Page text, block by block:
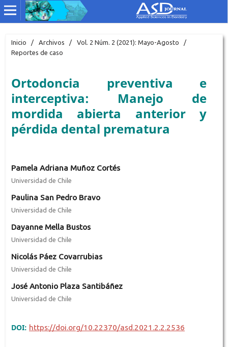
Inicio / Archivos / Vol. 2 Núm. 2 (2021): Mayo-Agosto
/
Reportes de caso
Ortodoncia preventiva e
interceptiva: Manejo de
mordida abierta anterior y
pérdida dental prematura
Pamela Adriana Muñoz Cortés
Universidad de Chile
Paulina San Pedro Bravo
Universidad de Chile
Dayanne Mella Bustos
Universidad de Chile
Nicolás Páez Covarrubias
Universidad de Chile
José Antonio Plaza Santibáñez
Universidad de Chile
DOI: https://doi.org/10.22370/asd.2021.2.2.2536